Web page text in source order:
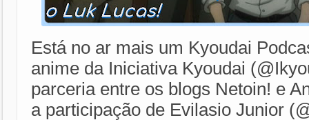
Está no ar mais um Kyoudai
anime da Iniciativa Kyoudai
parceria entre os blogs Netoin! e
a participação de Evilasio Junior